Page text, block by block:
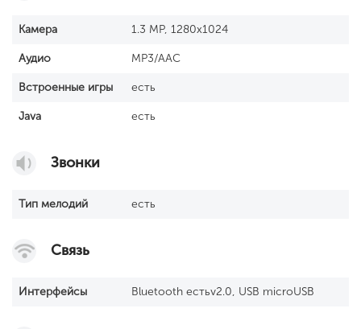
Камера 1.3 MP, 1280x1024
Аудио MP3/AAC
Встроенные игры есть
Java есть
Звонки
Тип мелодий есть
Связь
Интерфейсы Bluetooth естьv2.0, USB microUSB